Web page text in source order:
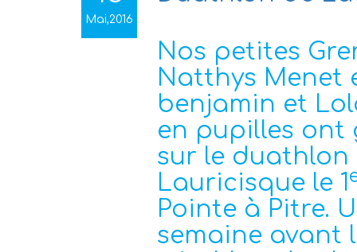
Mai,2016
Nos petites
Natthys Menet
benjamin et
en pupilles ont
sur le duathlon
Lauricisque le 1
Pointe à Pitre.
semaine avant